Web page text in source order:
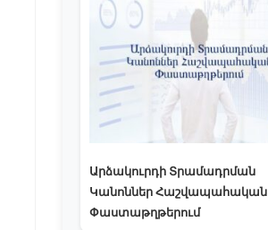
Արձակուրդի Տրամադրման
Կանոններ Հաշվապահական
Փաստաթղթերում